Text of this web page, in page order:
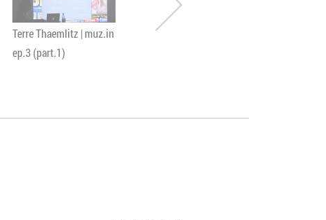
Terre Thaemlitz | muz.in
ep.3 (part.1)
Karpov not Kasparov